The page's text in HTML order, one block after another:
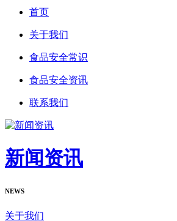
首页
关于我们
食品安全常识
食品安全资讯
联系我们
新闻资讯
NEWS
关于我们